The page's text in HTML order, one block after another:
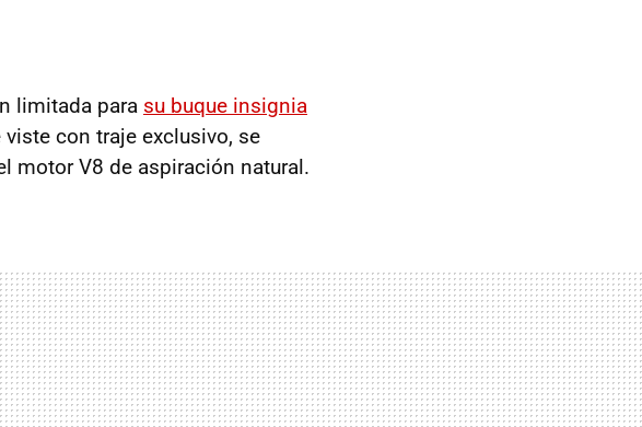
limitada para su buque insignia
viste con traje exclusivo, se
motor V8 de aspiración natural.